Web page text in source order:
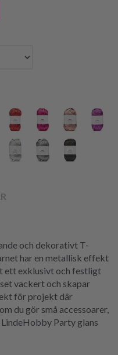
och dekorativt T-
har en metallisk effekt
ett exklusivt och festligt
vackert och skapar
för projekt där
du gör små accessoarer,
Party glans